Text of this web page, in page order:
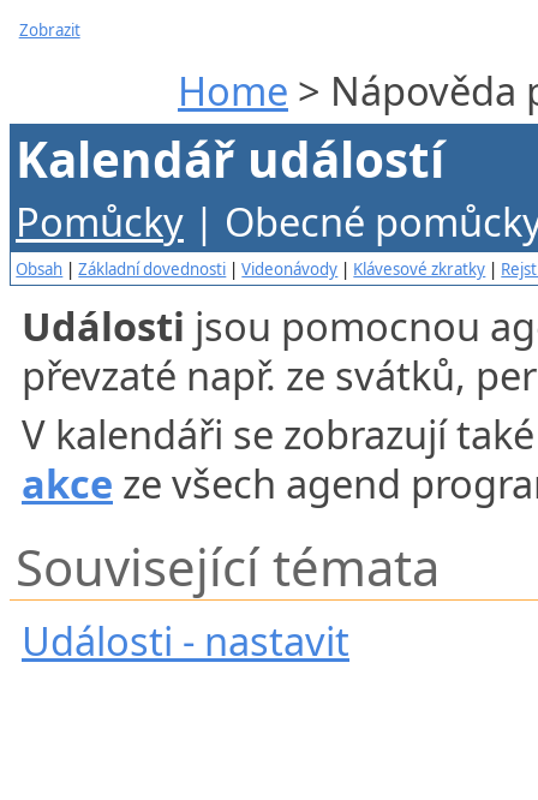
Zobrazit
Home > Nápověda
Kalendář událostí
Pomůcky | Obecné
Obsah |Základní dovednosti |Videonávody | Klávesové zkratky |
Události jsou pomocnou
převzaté např. ze svátků,
V kalendáři se zobrazují
akce ze všech agend
Související témata
Události - nastavit